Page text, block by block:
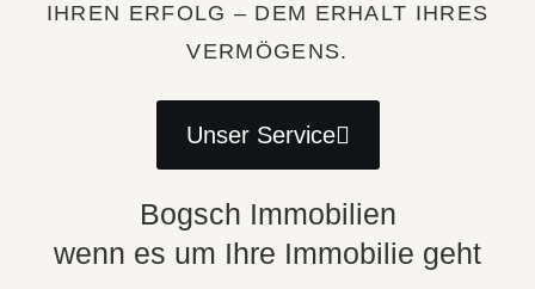
IHREN ERFOLG – DEM ERHALT IHRES
VERMÖGENS.
Unser Service
Bogsch Immobilien
wenn es um Ihre Immobilie geht